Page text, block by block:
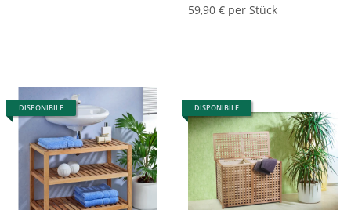
59,90 € per Stück
DISPONIBILE DISPONIBILE